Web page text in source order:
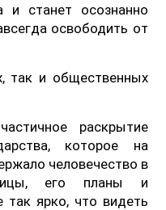
и станет осознанно
освободить от
так и общественных
раскрытие
которое на
человечество в
его планы и
так ярко, что видеть